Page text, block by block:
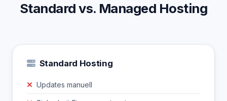
Standard vs. Managed Hosting
Standard Hosting
Updates manuell